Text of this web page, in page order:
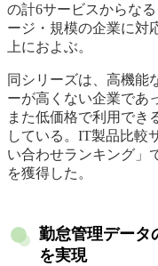
の計6サービスからな
ージ・規模の企業に対
上におよぶ。
同シリーズは、高機能
ーが高くない企業であ
また低価格で利用でき
している。IT製品比較
い合わせランキング」
を獲得した。
勤怠管理データ
を実現